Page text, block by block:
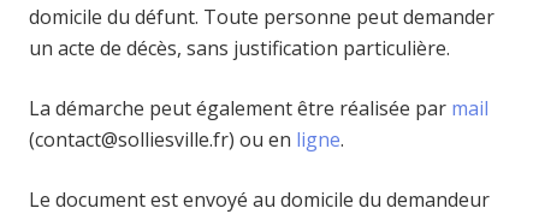
domicile du défunt. Toute personne peut demander
un acte de décès, sans justification particulière.
La démarche peut également être réalisée par mail
(contact@solliesville.fr) ou en ligne.
Le document est envoyé au domicile du demandeur